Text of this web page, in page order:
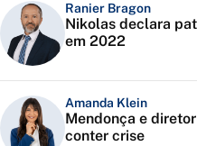
Ranier Bragon
Nikolas declara
em 2022
Amanda Klein
Mendonça e
conter crise